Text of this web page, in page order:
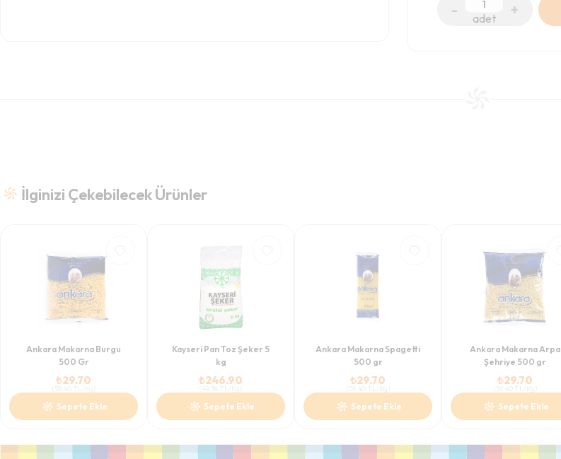
- adet +
İlginizi Çekebilecek Ürünler
Ankara Makarna Burgu
500 Gr
₺29.70
Sepete Ekle
Kayseri Pan Toz Şeker 5
kg
₺246.90
Sepete Ekle
Ankara Makarna Spagetti
500 gr
₺29.70
Sepete Ekle
Ankara Makarna Arpa
Şehriye 500 gr
₺29.70
Sepete Ekle